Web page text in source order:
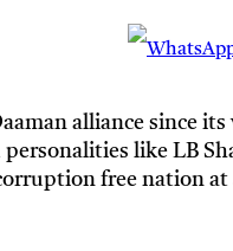
alliance since
like LB
free nation at